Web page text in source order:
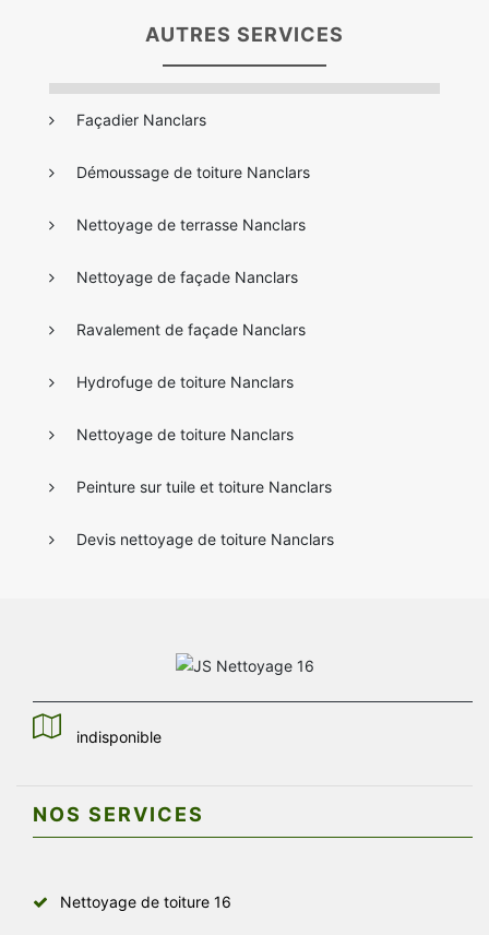
AUTRES SERVICES
Façadier Nanclars
Démoussage de toiture Nanclars
Nettoyage de terrasse Nanclars
Nettoyage de façade Nanclars
Ravalement de façade Nanclars
Hydrofuge de toiture Nanclars
Nettoyage de toiture Nanclars
Peinture sur tuile et toiture Nanclars
Devis nettoyage de toiture Nanclars
indisponible
NOS SERVICES
Nettoyage de toiture 16